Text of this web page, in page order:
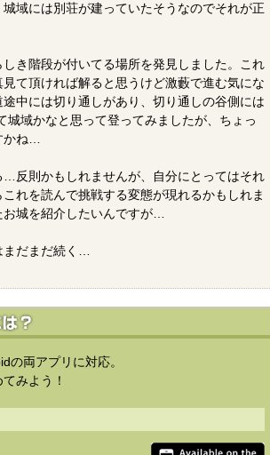
域には別荘が建っていたそうなのでそれが正
き階段が付いてる場所を発見しました。これ
て頂ければ解ると思うけど激藪で進む気にな
中には切り通しがあり、切り通しの谷側には
域かなと思って登ってみましたが、ちょっ
かね…
反則かもしれませんが、自分にとってはそれ
れを読んで挑戦する変態が現れるかもしれま
城を紹介したいんですが…
まだまだ続く…
の両アプリに対応。
みよう！